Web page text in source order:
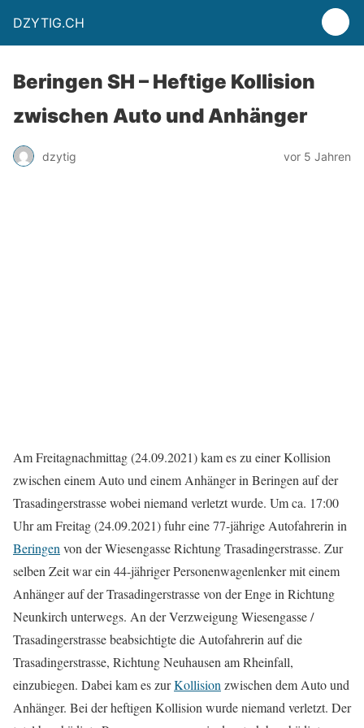
DZYTIG.CH
Beringen SH – Heftige Kollision
zwischen Auto und Anhänger
dzytig vor 5 Jahren
Am Freitagnachmittag (24.09.2021) kam es zu einer Kollision
zwischen einem Auto und einem Anhänger in Beringen auf der
Trasadingerstrasse wobei niemand verletzt wurde. Um ca. 17:00
Uhr am Freitag (24.09.2021) fuhr eine 77-jährige Autofahrerin in
Beringen von der Wiesengasse Richtung Trasadingerstrasse. Zur
selben Zeit war ein 44-jähriger Personenwagenlenker mit einem
Anhänger auf der Trasadingerstrasse von der Enge in Richtung
Neunkirch unterwegs. An der Verzweigung Wiesengasse /
Trasadingerstrasse beabsichtigte die Autofahrerin auf die
Trasadingerstrasse, Richtung Neuhausen am Rheinfall,
einzubiegen. Dabei kam es zurKollision zwischen dem Auto und
Anhänger. Bei der heftigen Kollision wurde niemand verletzt. Der